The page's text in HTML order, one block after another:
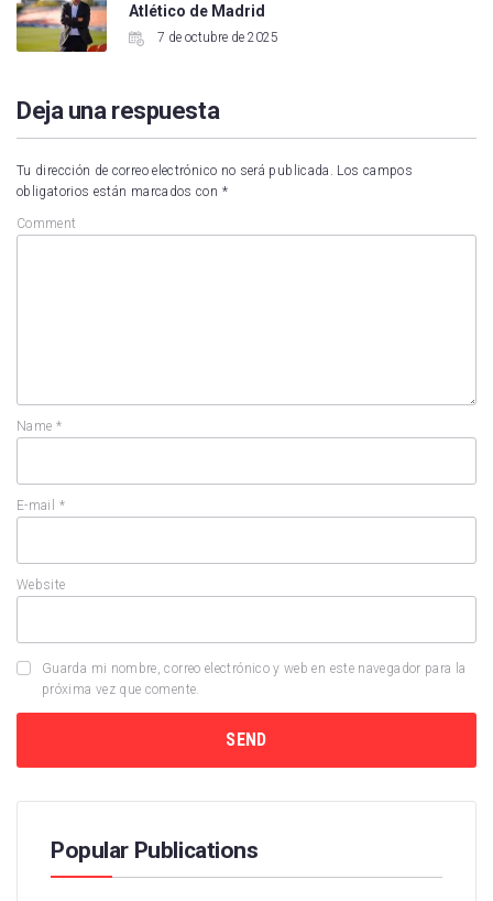
Atlético de Madrid
7 de octubre de 2025
Deja una respuesta
Tu dirección de correo electrónico no será publicada. Los campos
obligatorios están marcados con *
Comment
Name *
E-mail *
Website
Guarda mi nombre, correo electrónico y web en este navegador para la
próxima vez que comente.
Popular Publications